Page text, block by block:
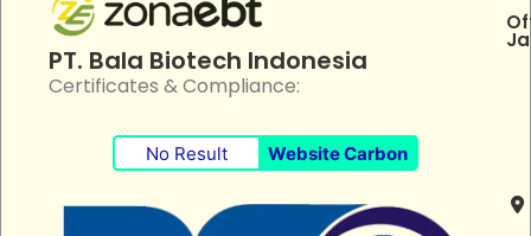
PT. Bala Biotech Indonesia
Certificates & Compliance:
No Result Website Carbon